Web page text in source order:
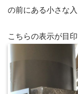
の前にある小さな
こちらの表示が目印